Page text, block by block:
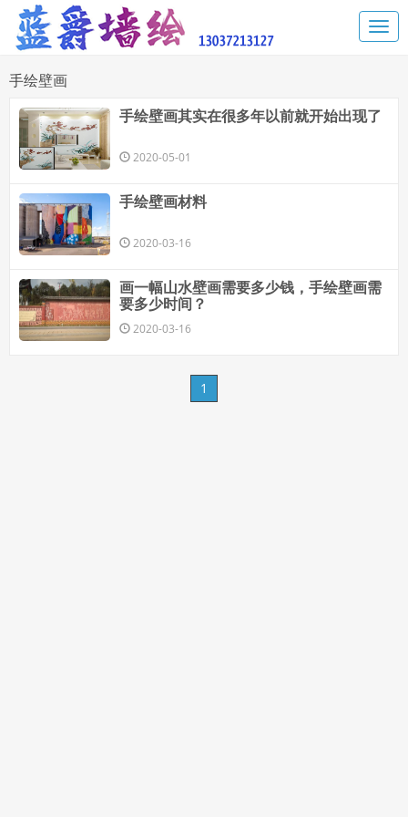
手绘壁画
手绘壁画其实在很多年以前就开始出现了
2020-05-01
手绘壁画材料
2020-03-16
画一幅山水壁画需要多少钱，手绘壁画需
要多少时间？
2020-03-16
1